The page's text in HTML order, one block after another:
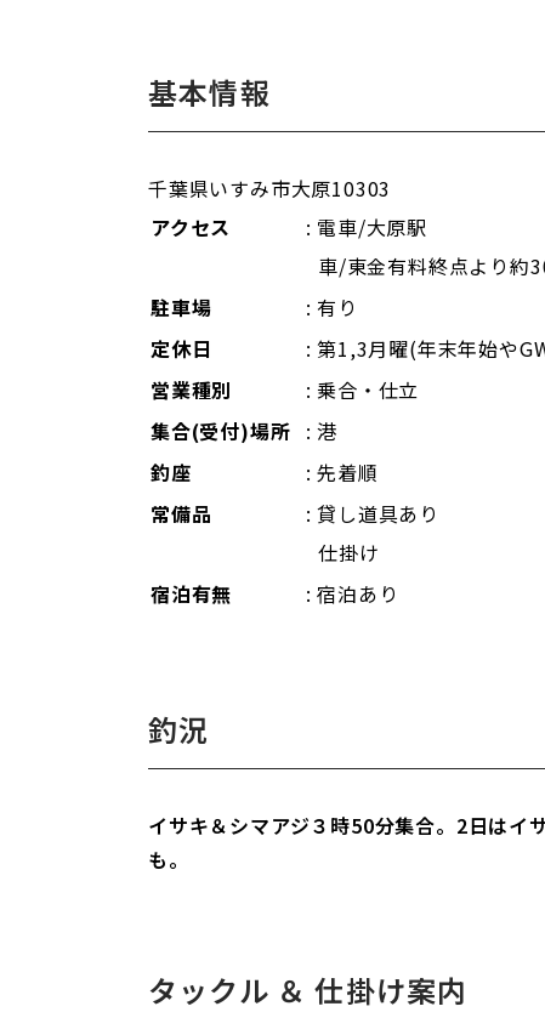
基本情報
千葉県いすみ市大原10303
アクセス
: 電車/大原駅
車/東金有料終点より約
駐車場
: 有り
定休日
: 第1,3月曜(年末年始や
営業種別
: 乗合・仕立
集合(受付)場所 : 港
釣座
: 先着順
常備品
: 貸し道具あり
仕掛け
宿泊有無
: 宿泊あり
釣況
イサキ＆シマアジ３時50分集合。2日は
も。
タックル ＆ 仕掛け案内